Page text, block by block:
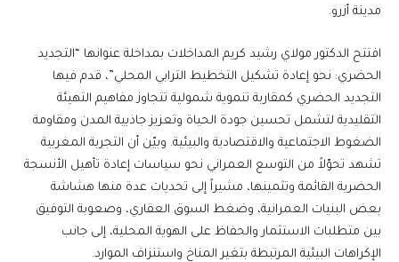
مدينة أزرو.
افتتح الدكتور مولاي رشيد كريم المداخلات بمداخلة عنوانها “التجديد
الحضري: نحو إعادة تشكيل التخطيط الترابي المحلي”، قدم فيها
التجديد الحضري كمقاربة تنموية شمولية تتجاوز مفاهيم التهيئة
التقليدية لتشمل تحسين جودة الحياة وتعزيز جاذبية المدن ومقاومة
الضغوط الاجتماعية والاقتصادية والبيئية. وبيّن أن التجربة المغربية
تشهد تحوّلاً من التوسع العمراني نحو سياسات إعادة تأهيل الأنسجة
الحضرية القائمة وتثمينها، مشيراً إلى تحديات عدة منها هشاشة
بعض البنيات العمرانية، وضغط السوق العقاري، وصعوبة التوفيق
بين متطلبات الاستثمار والحفاظ على الهوية المحلية، إلى جانب
الإكراهات البيئية المرتبطة بتغير المناخ واستنزاف الموارد.